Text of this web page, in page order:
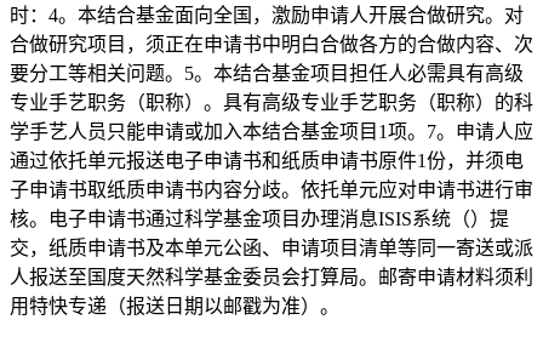
时：4。本结合基金面向全国，激励申请人开展合做研究。对
合做研究项目，须正在申请书中明白合做各方的合做内容、次
要分工等相关问题。5。本结合基金项目担任人必需具有高级
专业手艺职务（职称）。具有高级专业手艺职务（职称）的科
学手艺人员只能申请或加入本结合基金项目1项。7。申请人应
通过依托单元报送电子申请书和纸质申请书原件1份，并须电
子申请书取纸质申请书内容分歧。依托单元应对申请书进行审
核。电子申请书通过科学基金项目办理消息ISIS系统（）提
交，纸质申请书及本单元公函、申请项目清单等同一寄送或派
人报送至国度天然科学基金委员会打算局。邮寄申请材料须利
用特快专递（报送日期以邮戳为准）。